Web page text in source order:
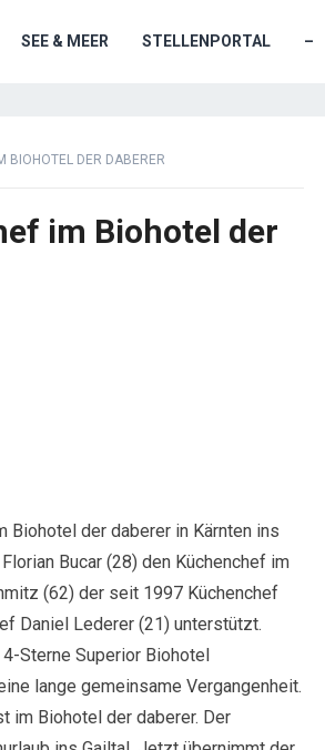
SEE & MEER STELLENPORTAL –
BIOHOTEL DER DABERER
im Biohotel der
Biohotel der daberer in Kärnten ins
Bucar (28) den Küchenchef im
(62) der seit 1997 Küchenchef
Daniel Lederer (21) unterstützt.
Sterne Superior Biohotel
lange gemeinsame Vergangenheit.
im Biohotel der daberer. Der